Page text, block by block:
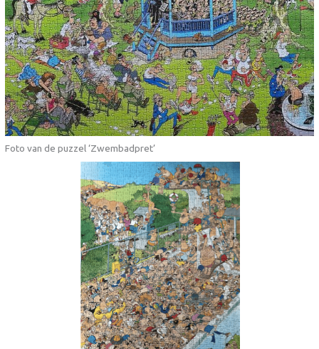
Foto van de puzzel ‘Zwembadpret’